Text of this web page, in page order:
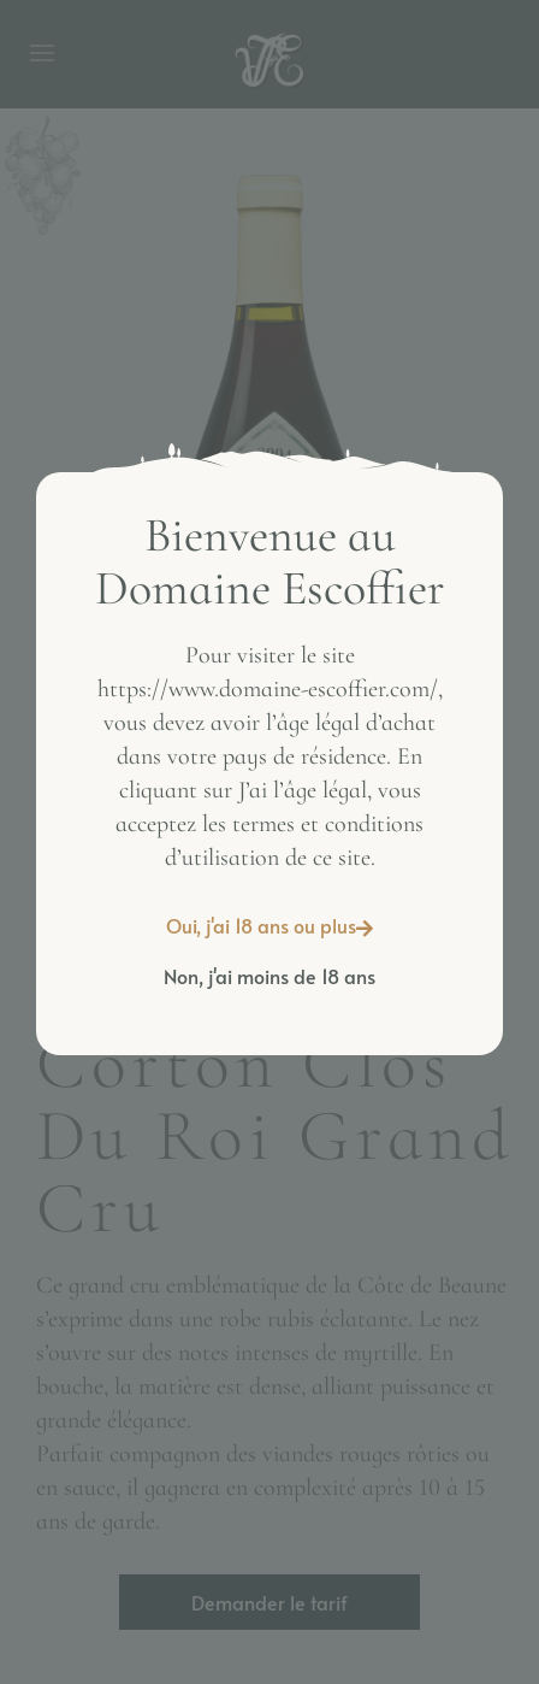
ROUGE/ CORTON CLOS DU ROI GRAND CRU
Corton Clos
Du Roi Grand
Cru
Ce grand cru emblématique de la Côte de Beaune
s’exprime dans une robe rubis éclatante. Le nez
s’ouvre sur des notes intenses de myrtille. En
bouche, la matière est dense, alliant puissance et
grande élégance.
Parfait compagnon des viandes rouges rôties ou
en sauce, il gagnera en complexité après 10 à 15
ans de garde.
Demander le tarif
Inactive
Bienvenue au
Domaine Escoffier
Pour visiter le site
https://www.domaine-escoffier.com/,
vous devez avoir l’âge légal d’achat
dans votre pays de résidence. En
cliquant sur J’ai l’âge légal, vous
acceptez les termes et conditions
d’utilisation de ce site.
Oui, j'ai 18 ans ou plus
Non, j'ai moins de 18 ans